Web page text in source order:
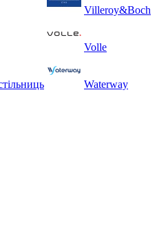
Villeroy&Boch
Volle
Waterway